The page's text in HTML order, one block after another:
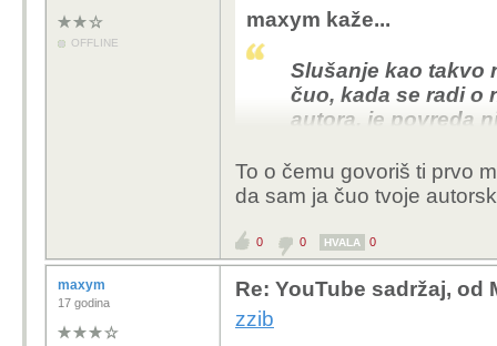
OFFLINE
maxym kaže...
Slušanje kao takvo
čuo, kada se radi o
autora, je povreda
Prema tome, ako
djelo, prekršio si
da nisi napravio ništa
Muzika je specifična
prepoznati da li je
To o čemu govoriš ti prvo
da sam ja čuo tvoje
0 0 HVALA 0
maxym
17 godina
Re: YouTube sadržaj, od
zzib